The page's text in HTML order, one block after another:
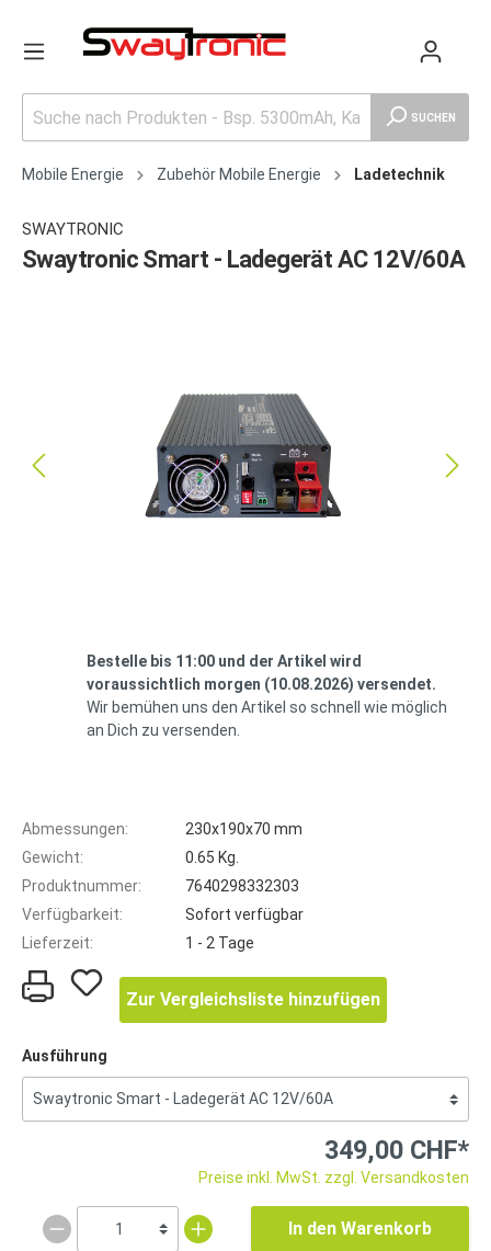
SUCHEN
Mobile Energie Zubehör Mobile Energie Ladetechnik
SWAYTRONIC
Swaytronic Smart - Ladegerät AC 12V/60A
Bestelle bis 11:00 und der Artikel wird
voraussichtlich morgen (10.08.2026) versendet.
Wir bemühen uns den Artikel so schnell wie möglich
an Dich zu versenden.
Abmessungen:
230x190x70 mm
Gewicht:
0.65 Kg.
Produktnummer:
7640298332303
Verfügbarkeit:
Sofort verfügbar
Lieferzeit:
1 - 2 Tage
Zur Vergleichsliste hinzufügen
Ausführung
349,00 CHF*
Preise inkl. MwSt. zzgl. Versandkosten
In den Warenkorb